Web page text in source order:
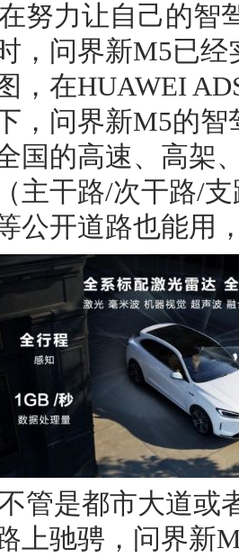
努力让自己的智
，问界新M5已
，在HUAWEI
，问界新M5的
国的高速、高架
主干路/次干路/
公开道路也能用
管是都市大道或
上驰骋，问界新